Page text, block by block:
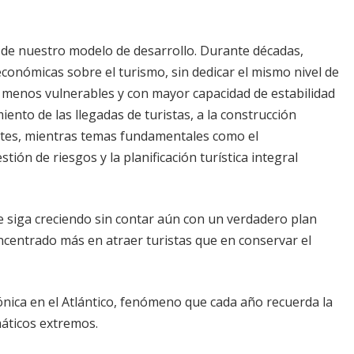
nuestro modelo de desarrollo. Durante décadas,
sobre el turismo, sin dedicar el mismo nivel de
vulnerables y con mayor capacidad de estabilidad
de las llegadas de turistas, a la construcción
mientras temas fundamentales como el
de riesgos y la planificación turística integral
creciendo sin contar aún con un verdadero plan
más en atraer turistas que en conservar el
en el Atlántico, fenómeno que cada año recuerda la
extremos.